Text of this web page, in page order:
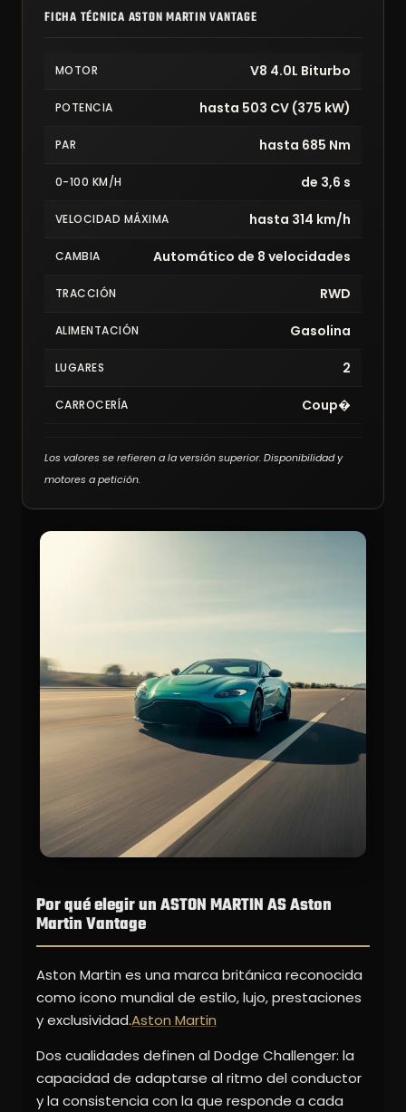
FICHA TÉCNICA ASTON MARTIN VANTAGE
MOTOR V8 4.0L Biturbo
POTENCIA hasta 503 CV (375 kW)
PAR hasta 685 Nm
0-100 KM/H de 3,6 s
VELOCIDAD MÁXIMA hasta 314 km/h
CAMBIA Automático de 8 velocidades
TRACCIÓN RWD
ALIMENTACIÓN Gasolina
LUGARES 2
CARROCERÍA Coup�
Los valores se refieren a la versión superior. Disponibilidad y
motores a petición.
Por qué elegir un ASTON MARTIN AS Aston
Martin Vantage
Aston Martin es una marca británica reconocida
como icono mundial de estilo, lujo, prestaciones
y exclusividad.Aston Martin
Dos cualidades definen al Dodge Challenger: la
capacidad de adaptarse al ritmo del conductor
y la consistencia con la que responde a cada